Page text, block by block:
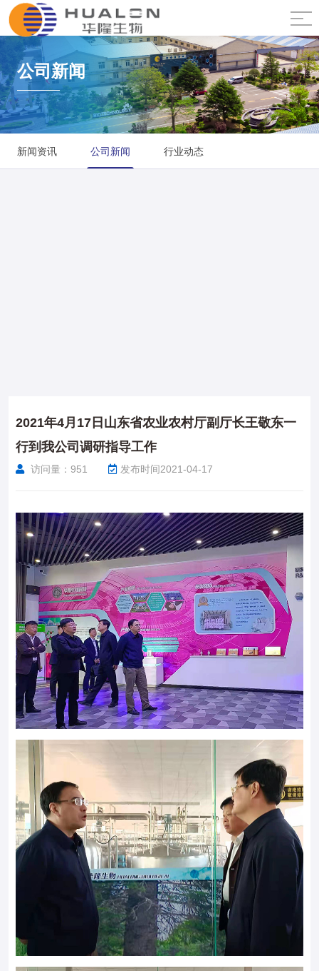
公司新闻
新闻资讯 公司新闻 行业动态
2021年4月17日山东省农业农村厅副厅长王敬东一
行到我公司调研指导工作
访问量： 951 发布时间2021-04-17